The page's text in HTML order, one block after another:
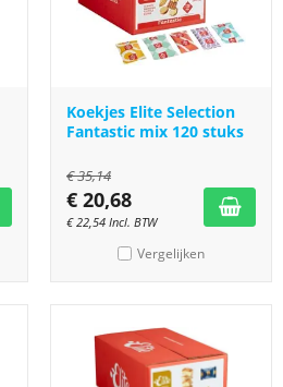
Koekjes Elite Selection
Fantastic mix 120 stuks
€35,14
€ 20,68
€22,54 Incl. BTW
Vergelijken